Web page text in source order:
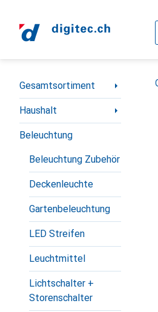
Navigation nach Kategorien
Gesamtsortiment
Haushalt
Beleuchtung
Beleuchtung Zubehör
Deckenleuchte
Gartenbeleuchtung
LED Streifen
Leuchtmittel
Lichtschalter +
Storenschalter